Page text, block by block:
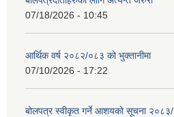
07/18/2026 - 10:45
आर्थिक वर्ष २०८२/०८३ को भुक्तानीमा
07/10/2026 - 17:22
बोलपत्र स्वीकृत गर्ने आशयको सूचना २०८३/